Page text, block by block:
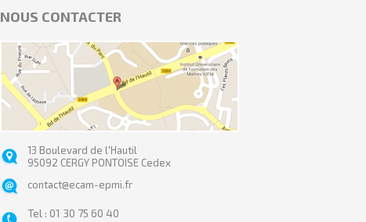
NOUS CONTACTER
13 Boulevard de l'Hautil
95092 CERGY PONTOISE Cedex
contact@ecam-epmi.fr
Tel : 01 30 75 60 40